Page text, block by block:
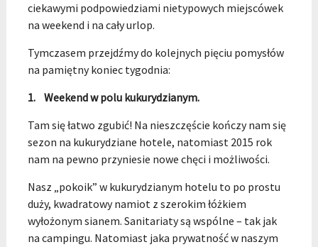
ciekawymi podpowiedziami nietypowych miejscówek
na weekend i na cały urlop.
Tymczasem przejdźmy do kolejnych pięciu pomysłów
na pamiętny koniec tygodnia:
1. Weekend w polu kukurydzianym.
Tam się łatwo zgubić! Na nieszczęście kończy nam się
sezon na kukurydziane hotele, natomiast 2015 rok
nam na pewno przyniesie nowe chęci i możliwości.
Nasz „pokoik” w kukurydzianym hotelu to po prostu
duży, kwadratowy namiot z szerokim łóżkiem
wyłożonym sianem. Sanitariaty są wspólne – tak jak
na campingu. Natomiast jaka prywatność w naszym